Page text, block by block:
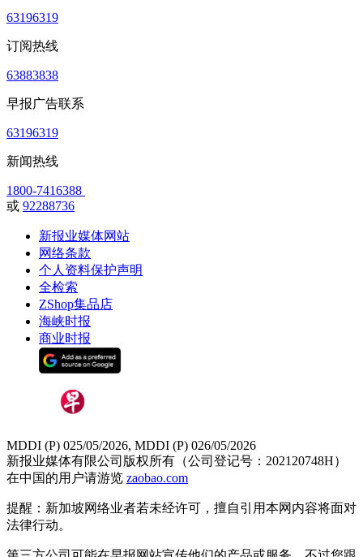
63196319
订阅热线
63883838
早报广告联系
63196319
新闻热线
1800-7416388
或 92288736
新报业媒体网站
网络条款
个人资料保护声明
全检索
ZShop集品店
海峡时报
商业时报
MDDI (P) 025/05/2026, MDDI (P) 026/05/2026
新报业媒体有限公司版权所有（公司登记号：202120748H）
在中国的用户请游览 zaobao.com
提醒：新加坡网络业者若未经许可，擅自引用本网内容将面对
法律行动。